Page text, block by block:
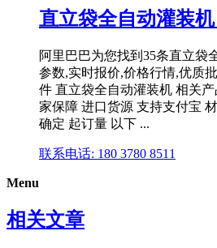
直立袋全自动灌装
阿里巴巴为您找到35条直立袋
参数,实时报价,价格行情,优质
件 直立袋全自动灌装机 相关
家保障 进口货源 支持支付宝
确定 起订量 以下 ...
联系电话: 180 3780 8511
Menu
相关文章